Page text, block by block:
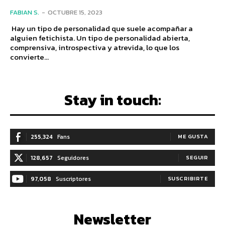
FABIAN S. - OCTUBRE 15, 2023
Hay un tipo de personalidad que suele acompañar a
alguien fetichista. Un tipo de personalidad abierta,
comprensiva, introspectiva y atrevida, lo que los
convierte...
Stay in touch:
255,324 Fans ME GUSTA
128,657 Seguidores SEGUIR
97,058 Suscriptores SUSCRIBIRTE
Newsletter